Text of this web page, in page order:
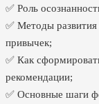
✅ Роль
✅ Методы развития
привычек;
✅ Как
рекомендации;
✅ Основные шаги